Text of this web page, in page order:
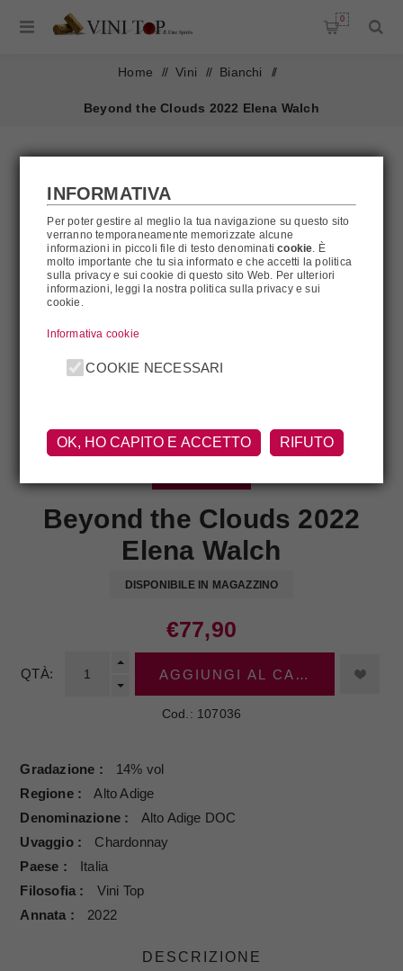
0
Home / Vini / Bianchi /
Beyond the Clouds 2022 Elena Walch
Beyond the Clouds 2022
Elena Walch
DISPONIBILE IN MAGAZZINO
€77,90
QTÀ: AGGIUNGI AL CARRELLO
Cod.: 107036
Gradazione
14% vol
Regione
Alto Adige
Denominazione
Alto Adige DOC
Uvaggio
Chardonnay
Paese
Italia
Filosofia
Vini Top
Annata
2022
DESCRIZIONE
INFORMATIVA
Per poter gestire al meglio la tua navigazione su questo sito
verranno temporaneamente memorizzate alcune
informazioni in piccoli file di testo denominaticookie . È
molto importante che tu sia informato e che accetti la politica
sulla privacy e sui cookie di questo sito Web. Per ulteriori
informazioni, leggi la nostra politica sulla privacy e sui
cookie.
Informativa cookie
COOKIE NECESSARI
OK, HO CAPITO E ACCETTO RIFUTO